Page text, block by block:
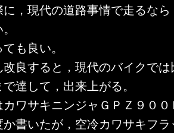
に，現代の道路事情で走るな
も良い。
改良すると，現代のバイクで
達して，出来上がる。
ワサキニンジャＧＰＺ９０
書いたが，空冷カワサキフ